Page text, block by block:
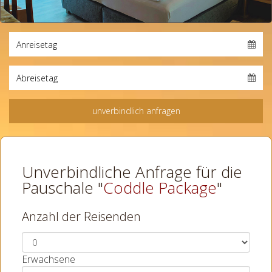
Unverbindliche Anfrage für die
Pauschale "Coddle Package"
Anzahl der Reisenden
Erwachsene